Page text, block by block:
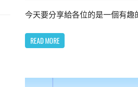
今天要分享給各位的是一個有趣
READ MORE